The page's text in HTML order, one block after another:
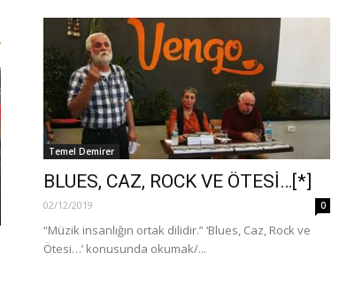
Temel Demirer
BLUES, CAZ, ROCK VE ÖTESİ…[*]
02/12/2019 0
“Müzik insanlığın ortak dilidir.” ‘Blues, Caz, Rock ve
Ötesi…’ konusunda okumak/...